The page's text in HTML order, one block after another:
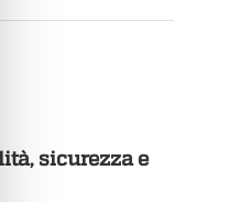
sicurezza e